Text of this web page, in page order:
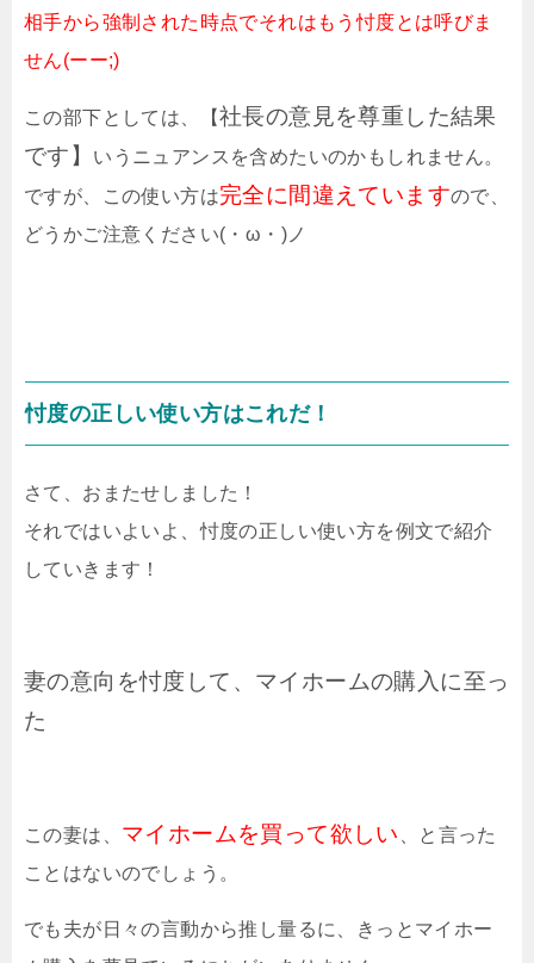
相手から強制された時点でそれはもう忖度とは呼びま
せん(ーー;)
この部下としては、【社長の意見を尊重した結果
です】
いうニュアンスを含めたいのかもしれません。
ですが、この使い方は完全に間違えていますので、
どうかご注意ください(・ω・)ノ
忖度の正しい使い方はこれだ！
さて、おまたせしました！
それではいよいよ、忖度の正しい使い方を例文で紹介
していきます！
妻の意向を忖度して、マイホームの購入に至っ
た
この妻は、 マイホームを買って欲しい 、と言った
ことはないのでしょう。
でも夫が日々の言動から推し量るに、きっとマイホー